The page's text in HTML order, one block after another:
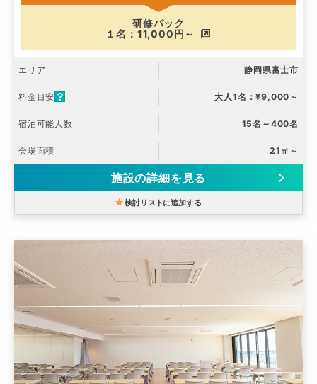
研修パック
１名：11,000円～
エリア 静岡県富士市
料金目安 大人1名：¥9,000～
宿泊可能人数 15名～400名
会場面積 21㎡～
施設の詳細を見る
検討リストに追加する